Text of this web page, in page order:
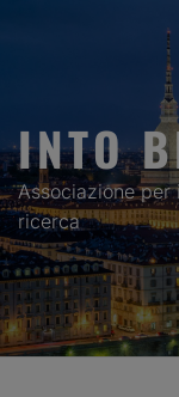
INTO
Associazione per
ricerca